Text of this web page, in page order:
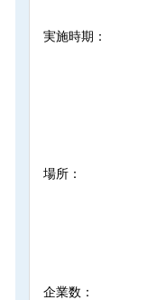
実施時期：
場所：
企業数：